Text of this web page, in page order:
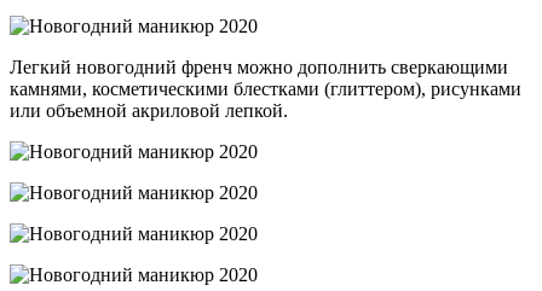
Легкий новогодний френч можно дополнить сверкающими
камнями, косметическими блестками (глиттером), рисунками
или объемной акриловой лепкой.